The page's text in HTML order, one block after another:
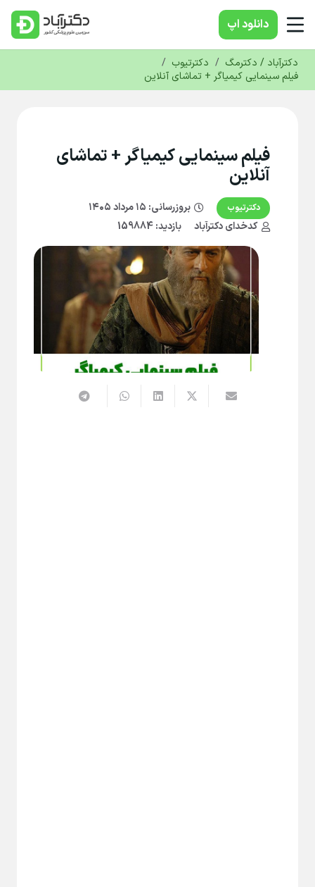
دانلود‌ اپ
دکترآباد / دکترمگ / دکترتیوب /
فیلم سینمایی کیمیاگر + تماشای آنلاین
فیلم سینمایی کیمیاگر + تماشای
آنلاین
دکترتیوب بروزرسانی:
کدخدای دکترآباد
بازدید: 159884